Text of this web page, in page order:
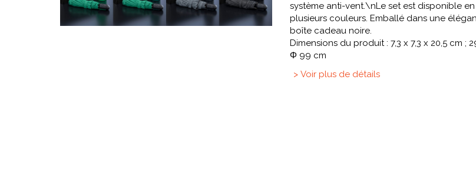
système anti-vent.\nLe set est disponible en
plusieurs couleurs. Emballé dans une
boîte cadeau noire.
Dimensions du produit : 7,3 x 7,3 x 20,5 cm ;
Φ 99 cm
> Voir plus de détails